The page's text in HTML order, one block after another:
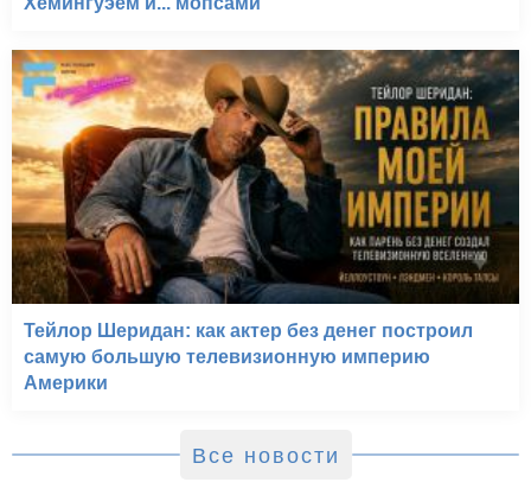
Тейлор Шеридан: как актер без денег построил
самую большую телевизионную империю
Америки
Все новости